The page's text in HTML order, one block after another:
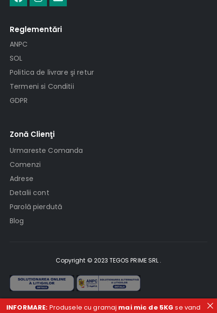
Reglementări
ANPC
SOL
Politica de livrare şi retur
Termeni si Conditii
GDPR
Zonă Clienţi
Urmareste Comanda
Comenzi
Adrese
Detalii cont
Parolă pierdută
Blog
Copyright © 2023 TEGOS PRIME SRL .
INFORMARE: Produsele cu gramaj mai mic de 5KG se vand